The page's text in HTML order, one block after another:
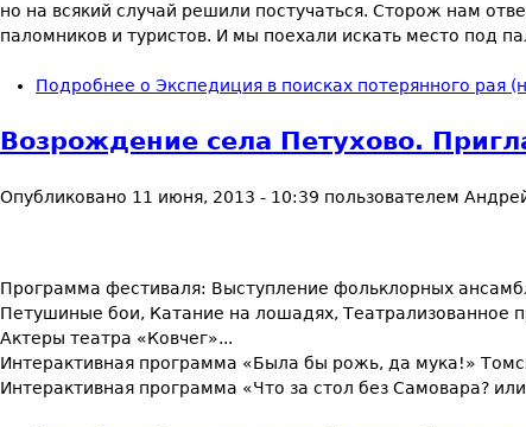
но на всякий случай решили постучаться. Сторож нам
паломников и туристов. И мы поехали искать место под
Подробнее о Экспедиция в поисках потерянного рая
Возрождение села Петухово.
Опубликовано 11 июня, 2013 - 10:39 пользователем
Программа фестиваля: Выступление фольклорных
Петушиные бои, Катание на лошадях, Театрализованное
Актеры театра «Ковчег»...
Интерактивная программа «Была бы рожь, да мука!»
Интерактивная программа «Что за стол без Самовара?